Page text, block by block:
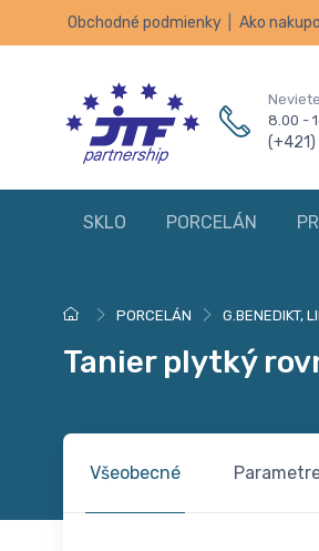
Obchodné podmienky Ako
8.00 -
SKLO PORCELÁN
PORCELÁN G.BENEDIKT,
Tanier plytký
Všeobecné